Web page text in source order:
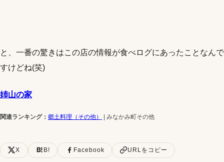
と、一番の驚きはこの店の情報が食べログにあったことなんで
すけどね(笑)
姉山の家
関連ランキング： 郷土料理（その他） | みなかみ町その他
X B! Facebook URLをコピー